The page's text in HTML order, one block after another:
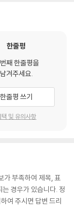
한줄평
째 한줄평을
남겨주세요.
한줄평 쓰기
택 및 유의사항
가 부족하여 제목, 표
경우가 있습니다. 정
여 주시면 답변 드리